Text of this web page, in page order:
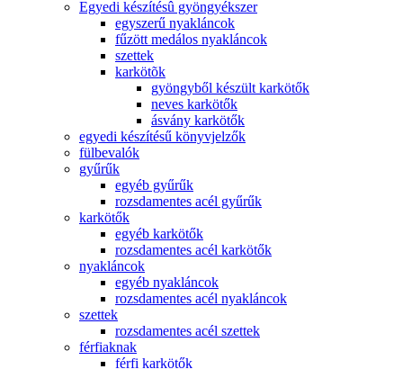
Egyedi készítésû gyöngyékszer
egyszerű nyakláncok
fűzött medálos nyakláncok
szettek
karkötõk
gyöngyből készült karkötők
neves karkötők
ásvány karkötők
egyedi készítésű könyvjelzők
fülbevalók
gyűrűk
egyéb gyűrűk
rozsdamentes acél gyűrűk
karkötők
egyéb karkötők
rozsdamentes acél karkötők
nyakláncok
egyéb nyakláncok
rozsdamentes acél nyakláncok
szettek
rozsdamentes acél szettek
férfiaknak
férfi karkötők